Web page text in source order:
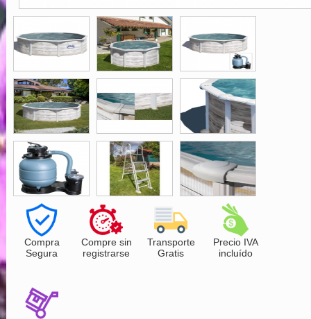
Compra
Segura
Compre sin
registrarse
Transporte
Gratis
Precio IVA
incluído